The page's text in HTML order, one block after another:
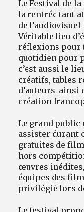
Le Festival de
la rentrée tant
de
Véritable lieu
réflexions pour
quotidien pour
c’est aussi le
créatifs, tables
d’auteurs, ainsi
création
Le grand public
assister durant
gratuites de
hors
œuvres
équipes des
privilégié lors